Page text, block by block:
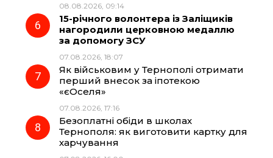
08.08.2026, 09:14
15-річного волонтера із Заліщиків
нагородили церковною медаллю
за допомогу ЗСУ
07.08.2026, 18:07
Як військовим у Тернополі отримати
перший внесок за іпотекою
«єОселя»
07.08.2026, 17:16
Безоплатні обіди в школах
Тернополя: як виготовити картку для
харчування